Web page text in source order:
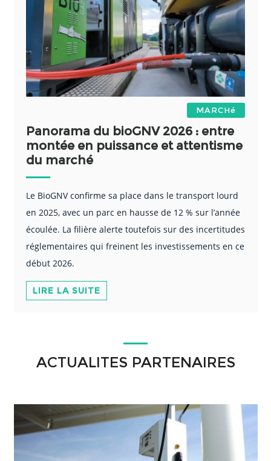
MARCHé
Panorama du bioGNV 2026 : entre
montée en puissance et attentisme
du marché
Le BioGNV confirme sa place dans le transport lourd
en 2025, avec un parc en hausse de 12 % sur l’année
écoulée. La filière alerte toutefois sur des incertitudes
réglementaires qui freinent les investissements en ce
début 2026.
LIRE LA SUITE
ACTUALITES PARTENAIRES